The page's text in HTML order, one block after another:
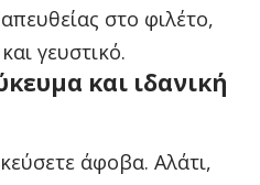
στο φιλέτο,
γευστικό.
και ιδανική
άφοβα. Αλάτι,